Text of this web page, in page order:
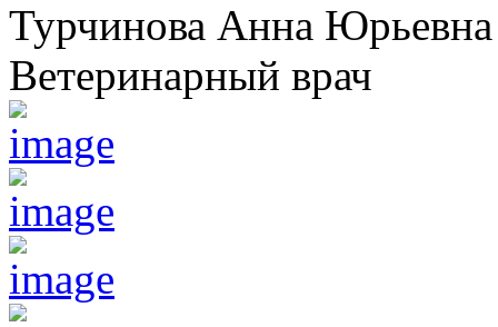
Турчинова Анна Юрьевна
Ветеринарный врач